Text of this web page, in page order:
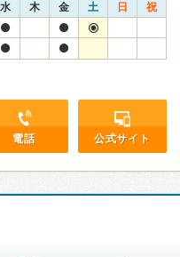
水 木 金 土 日 祝
電話 公式サイト